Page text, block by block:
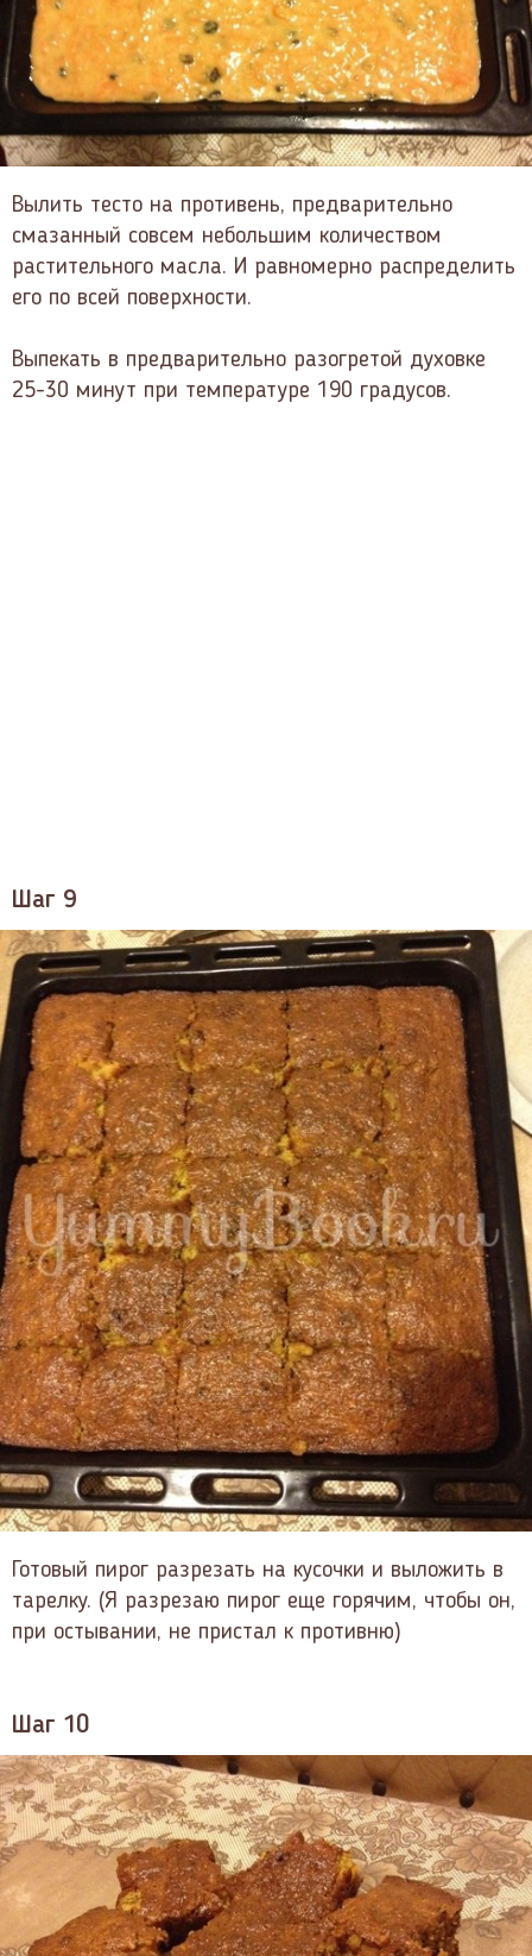
Вылить тесто на противень, предварительно
смазанный совсем небольшим количеством
растительного масла. И равномерно распределить
его по всей поверхности.
Выпекать в предварительно разогретой духовке
25-30 минут при температуре 190 градусов.
Шаг 9
Готовый пирог разрезать на кусочки и выложить в
тарелку. (Я разрезаю пирог еще горячим, чтобы он,
при остывании, не пристал к противню)
Шаг 10